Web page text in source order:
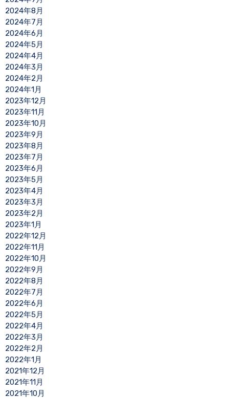
2024年8月
2024年7月
2024年6月
2024年5月
2024年4月
2024年3月
2024年2月
2024年1月
2023年12月
2023年11月
2023年10月
2023年9月
2023年8月
2023年7月
2023年6月
2023年5月
2023年4月
2023年3月
2023年2月
2023年1月
2022年12月
2022年11月
2022年10月
2022年9月
2022年8月
2022年7月
2022年6月
2022年5月
2022年4月
2022年3月
2022年2月
2022年1月
2021年12月
2021年11月
2021年10月